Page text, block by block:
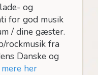
og
for god musik
/ dine gæster.
rockmusik fra
Danske og
her